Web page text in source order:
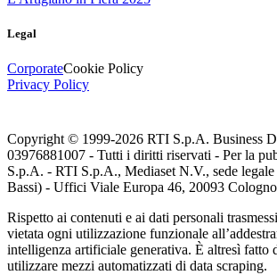
Legal
CorporateCookie Policy
Privacy Policy
Copyright © 1999-2026 RTI S.p.A. Business
03976881007 - Tutti i diritti riservati - Per la
S.p.A. - RTI S.p.A., Mediaset N.V., sede legale
Bassi) - Uffici Viale Europa 46, 20093
Rispetto ai contenuti e ai dati personali
vietata ogni utilizzazione funzionale
intelligenza artificiale generativa. È altresì fatto
utilizzare mezzi automatizzati di data scraping.